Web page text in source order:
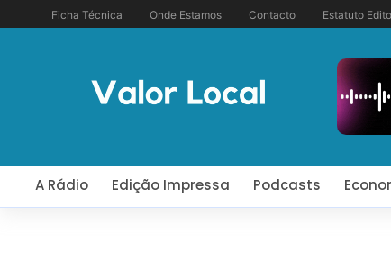
Ficha Técnica Onde Estamos Contacto Estatuto
A Rádio Edição Impressa Podcasts